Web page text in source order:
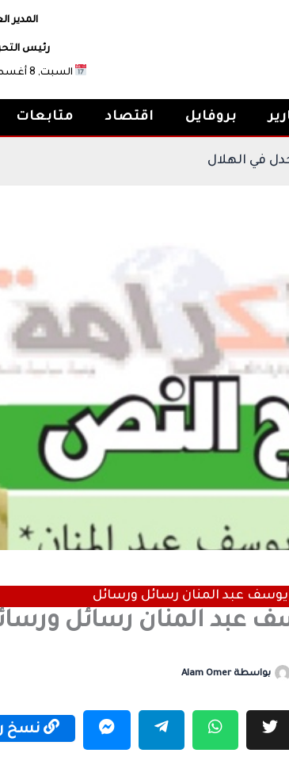
المدير
رئيس
السبت, 8 أغسطس 2026 -
بروفايل اقتصاد متابعات
يثير الجدل في الهلال
عبد المنان رسائل ورسائل
عبد المنان رسائل
بواسطة Alam Omer
نسخ